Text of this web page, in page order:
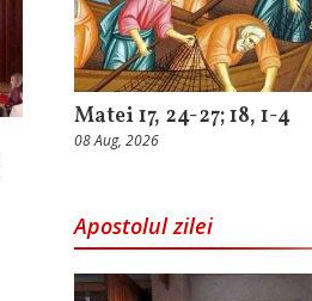
Matei 17, 24-27; 18, 1-4
08 Aug, 2026
Apostolul zilei